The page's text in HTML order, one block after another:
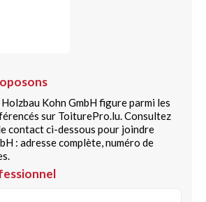
Kohn GmbH figure parmi les
sur ToiturePro.lu. Consultez
contact ci-dessous pour joindre
: adresse complète, numéro de